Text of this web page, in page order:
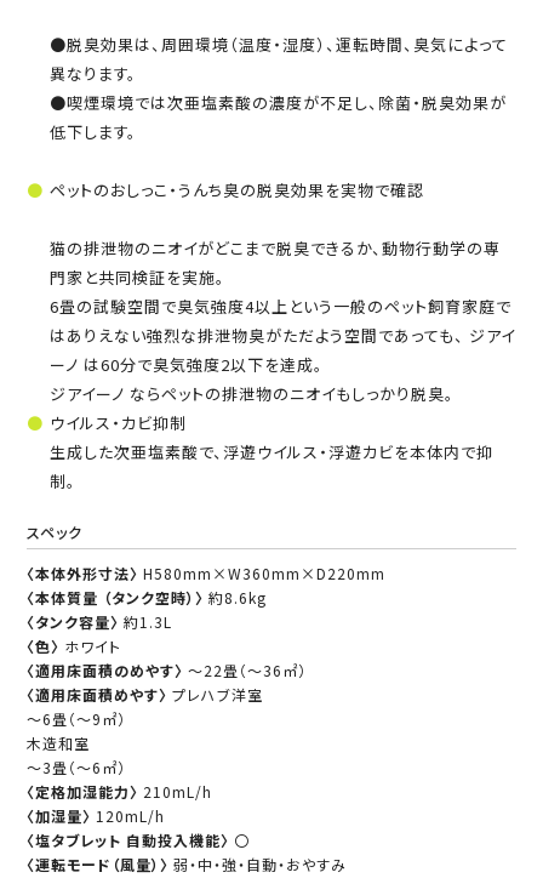
●脱臭効果は、周囲環境（温度・湿度）、運転時間、臭気によって
異なります。
●喫煙環境では次亜塩素酸の濃度が不足し、除菌・脱臭効果が
低下します。
ペットのおしっこ・うんち臭の脱臭効果を実物で確認
猫の排泄物のニオイがどこまで脱臭できるか、動物行動学の専
門家と共同検証を実施。
6畳の試験空間で臭気強度4以上という一般のペット飼育家庭で
はありえない強烈な排泄物臭がただよう空間であっても、 ジアイ
ーノ は60分で臭気強度2以下を達成。
ジアイーノ ならペットの排泄物のニオイもしっかり脱臭。
ウイルス・カビ抑制
生成した次亜塩素酸で、浮遊ウイルス・浮遊カビを本体内で抑
制。
スペック
〈本体外形寸法〉 H580mm×W360mm×D220mm
〈本体質量 （タンク空時）〉 約8.6kg
〈タンク容量〉 約1.3L
〈色〉 ホワイト
〈適用床面積のめやす〉 ～22畳（～36㎡）
〈適用床面積めやす〉 プレハブ洋室
～6畳（～9㎡）
木造和室
～3畳（～6㎡）
〈定格加湿能力〉 210mL/h
〈加湿量〉 120mL/h
〈塩タブレット 自動投入機能〉 〇
〈運転モード（風量）〉 弱・中・強・自動・おやすみ